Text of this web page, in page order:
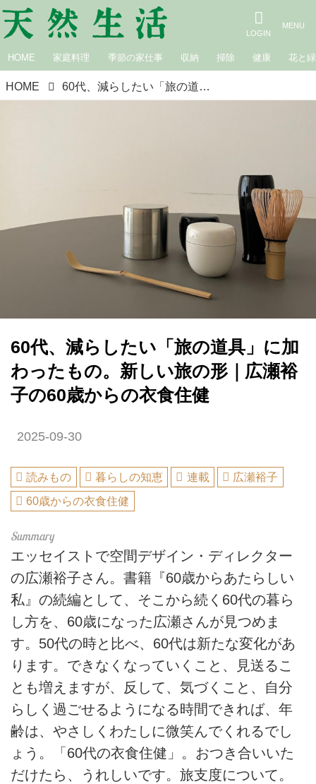
HOME 家庭料理 季節の家仕事 収納 掃除 健康 花と緑
HOME 60代、減らしたい「旅の道具」に加わったもの。新しい旅の形｜広瀬裕子の60歳からの衣食住健
60代、減らしたい「旅の道具」に加
わったもの。新しい旅の形｜広瀬裕
子の60歳からの衣食住健
2025-09-30
読みもの 暮らしの知恵 連載
広瀬裕子
60歳からの衣食住健
エッセイストで空間デザイン・ディレクター
の広瀬裕子さん。書籍『60歳からあたらしい
私』の続編として、そこから続く60代の暮ら
し方を、60歳になった広瀬さんが見つめま
す。50代の時と比べ、60代は新たな変化があ
ります。できなくなっていくこと、見送るこ
とも増えますが、反して、気づくこと、自分
らしく過ごせるようになる時間できれば、年
齢は、やさしくわたしに微笑んでくれるでし
ょう。「60代の衣食住健」。おつき合いいた
だけたら、うれしいです。旅支度について。